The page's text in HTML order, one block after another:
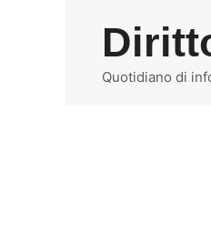
Quotidiano di